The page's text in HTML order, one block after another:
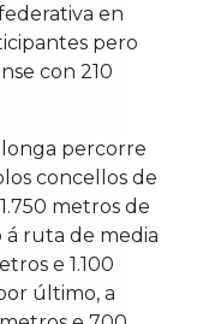
en
pero
con 210
longa percorre
concellos de
metros de
á ruta de media
e 1.100
último, a